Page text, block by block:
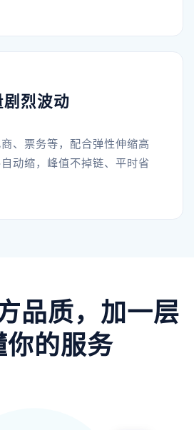
剧烈波动
、票务等，配合弹性伸缩高
动缩，峰值不掉链、平时省
品质，加一层
你的服务